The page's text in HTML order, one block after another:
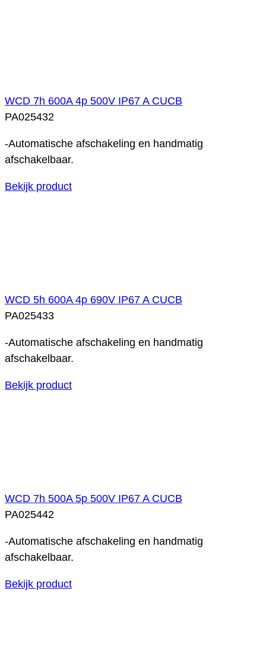
WCD 7h 600A 4p 500V IP67 A CUCB
PA025432
-Automatische afschakeling en handmatig
afschakelbaar.
Bekijk product
WCD 5h 600A 4p 690V IP67 A CUCB
PA025433
-Automatische afschakeling en handmatig
afschakelbaar.
Bekijk product
WCD 7h 500A 5p 500V IP67 A CUCB
PA025442
-Automatische afschakeling en handmatig
afschakelbaar.
Bekijk product